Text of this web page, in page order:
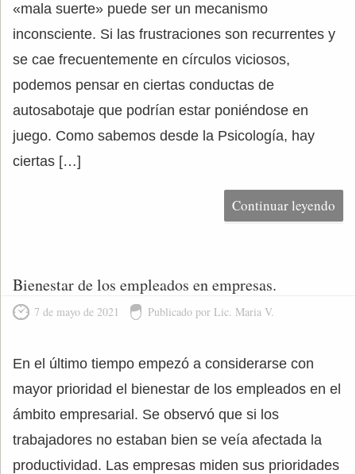
«mala suerte» puede ser un mecanismo
inconsciente. Si las frustraciones son recurrentes y
se cae frecuentemente en círculos viciosos,
podemos pensar en ciertas conductas de
autosabotaje que podrían estar poniéndose en
juego. Como sabemos desde la Psicología, hay
ciertas […]
Continuar leyendo
Bienestar de los empleados en empresas.
7 de mayo de 2021 Publicado por Lic. Maria V.
En el último tiempo empezó a considerarse con
mayor prioridad el bienestar de los empleados en el
ámbito empresarial. Se observó que si los
trabajadores no estaban bien se veía afectada la
productividad. Las empresas miden sus prioridades